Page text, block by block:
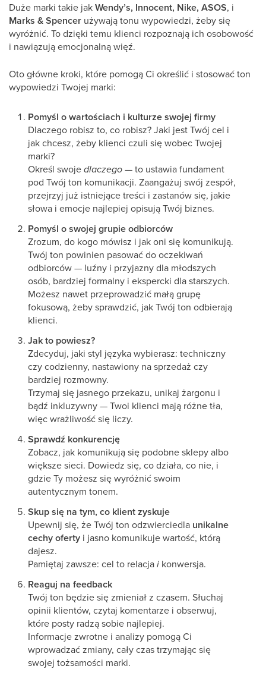
Duże marki takie jakWendy’s, Innocent, Nike, ASOS, i
Marks & Spencer używają tonu wypowiedzi, żeby się
wyróżnić. To dzięki temu klienci rozpoznają ich osobowość
i nawiązują emocjonalną więź.
Oto główne kroki, które pomogą Ci określić i stosować ton
wypowiedzi Twojej marki:
Pomyśl o wartościach i kulturze swojej firmy
Dlaczego robisz to, co robisz? Jaki jest Twój cel i
jak chcesz, żeby klienci czuli się wobec Twojej
marki?
Określ swojedlaczego— to ustawia fundament
pod Twój ton komunikacji. Zaangażuj swój zespół,
przejrzyj już istniejące treści i zastanów się, jakie
słowa i emocje najlepiej opisują Twój biznes.
Pomyśl o swojej grupie odbiorców
Zrozum, do kogo mówisz i jak oni się komunikują.
Twój ton powinien pasować do oczekiwań
odbiorców — luźny i przyjazny dla młodszych
osób, bardziej formalny i ekspercki dla starszych.
Możesz nawet przeprowadzić małą grupę
fokusową, żeby sprawdzić, jak Twój ton odbierają
klienci.
Jak to powiesz?
Zdecyduj, jaki styl języka wybierasz: techniczny
czy codzienny, nastawiony na sprzedaż czy
bardziej rozmowny.
Trzymaj się jasnego przekazu, unikaj żargonu i
bądź inkluzywny — Twoi klienci mają różne tła,
więc wrażliwość się liczy.
Sprawdź konkurencję
Zobacz, jak komunikują się podobne sklepy albo
większe sieci. Dowiedz się, co działa, co nie, i
gdzie Ty możesz się wyróżnić swoim
autentycznym tonem.
Skup się na tym, co klient zyskuje
Upewnij się, że Twój ton odzwierciedla unikalne
cechy oferty i jasno komunikuje wartość, którą
dajesz.
Pamiętaj zawsze: cel to relacjai konwersja.
Reaguj na feedback
Twój ton będzie się zmieniał z czasem. Słuchaj
opinii klientów, czytaj komentarze i obserwuj,
które posty radzą sobie najlepiej.
Informacje zwrotne i analizy pomogą Ci
wprowadzać zmiany, cały czas trzymając się
swojej tożsamości marki.